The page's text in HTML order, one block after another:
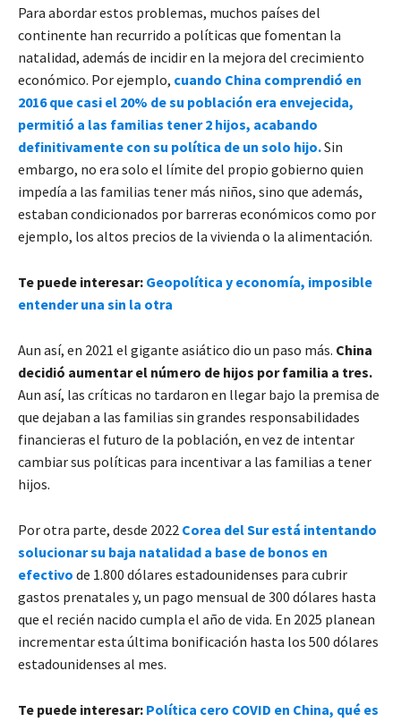
Para abordar estos problemas, muchos países del
continente han recurrido a políticas que fomentan la
natalidad, además de incidir en la mejora del crecimiento
económico. Por ejemplo, cuando China comprendió en
2016 que casi el 20% de su población era envejecida,
permitió a las familias tener 2 hijos, acabando
definitivamente con su política de un solo hijo.Sin
embargo, no era solo el límite del propio gobierno quien
impedía a las familias tener más niños, sino que además,
estaban condicionados por barreras económicos como por
ejemplo, los altos precios de la vivienda o la alimentación.
Te puede interesar: Geopolítica y economía, imposible
entender una sin la otra
Aun así, en 2021 el gigante asiático dio un paso más. China
decidió aumentar el número de hijos por familia a tres.
Aun así, las críticas no tardaron en llegar bajo la premisa de
que dejaban a las familias sin grandes responsabilidades
financieras el futuro de la población, en vez de intentar
cambiar sus políticas para incentivar a las familias a tener
hijos.
Por otra parte, desde 2022 Corea del Sur está intentando
solucionar su baja natalidad a base de bonos en
efectivo de 1.800 dólares estadounidenses para cubrir
gastos prenatales y, un pago mensual de 300 dólares hasta
que el recién nacido cumpla el año de vida. En 2025 planean
incrementar esta última bonificación hasta los 500 dólares
estadounidenses al mes.
Te puede interesar: Política cero COVID en China, qué es